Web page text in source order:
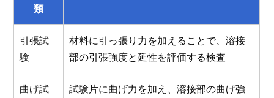
類
引張試
験
材料に引っ張り力を加えることで、溶接
部の引張強度と延性を評価する検査
曲げ試
試験片に曲げ力を加え、溶接部の曲げ強